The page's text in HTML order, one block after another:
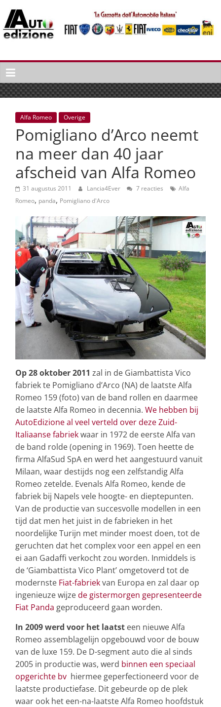
naar
inhoud
Auto
Edizione
La
Gazetta
dell'Automobile
Italiana
autonieuws
lifestyle
Alfa Romeo Overige
Pomigliano d’Arco neemt
na meer dan 40 jaar
afscheid van Alfa Romeo
31 augustus 2011 Lancia4Ever 7 reacties
Alfa
Romeo, panda, Pomigliano d'Arco
Op 28 oktober 2011 zal in de Giambattista Vico
fabriek te Pomigliano d’Arco (NA) de laatste Alfa
Romeo 159 (foto) van de band rollen en daarmee
de laatste Alfa Romeo in decennia. We hebben bij
AutoEdizione al veel verteld over deze Zuid-
Italiaanse fabriekwaar in 1972 de eerste Alfa van
de band rolde (opening in 1969). Toen heette de
firma AlfaSud SpA en werd het aangestuurd vanuit
Milaan, waar destijds nog een zelfstandig Alfa
Romeo zetelde. Evenals Alfa Romeo, kende de
fabriek bij Napels vele hoogte- en dieptepunten.
Van de productie van succesvolle modellen in een
tijd dat men het juist in de fabrieken in het
noordelijke Turijn met minder moest doen, tot de
geruchten dat het complex voor een appel en een
ei aan Gadaffi verkocht zou worden. Inmiddels is
de ‘Giambattista Vico Plant’ omgetoverd tot de
modernste Fiat-fabriekvan Europa en zal daar op
ingenieuze wijzede gistermorgen gepresenteerde
Fiat Panda geproduceerd gaan worden.
In 2009 werd voor het laatst een nieuwe Alfa
Romeo assemblagelijn opgebouwd voor de bouw
van de luxe 159. De D-segment auto die al sinds
2005 in productie was, werd binnen een speciaal
opgerichte bv hiermee geperfectioneerd voor de
laatste productiefase. Dit gebeurde op de plek
waar ook het een-na-laatste Alfa Romeo hoofdstuk